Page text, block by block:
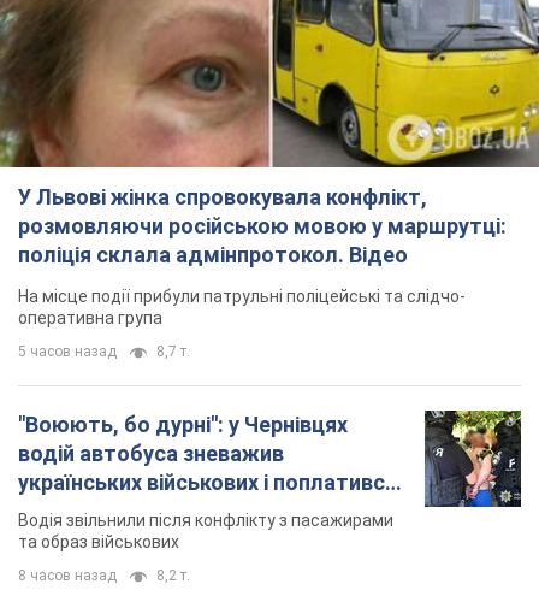
У Львові жінка спровокувала конфлікт,
розмовляючи російською мовою у маршрутці:
поліція склала адмінпротокол. Відео
На місце події прибули патрульні поліцейські та слідчо-
оперативна група
5 часов назад 8,7 т.
"Воюють, бо дурні": у Чернівцях
водій автобуса зневажив
українських військових і поплатився.
Відео
Водія звільнили після конфлікту з пасажирами
та образ військових
8 часов назад 8,2 т.